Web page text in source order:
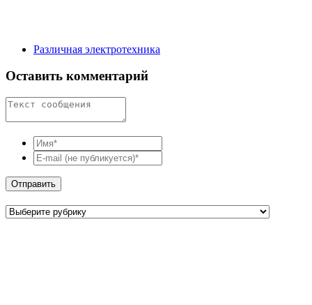
Различная электротехника
Оставить комментарий